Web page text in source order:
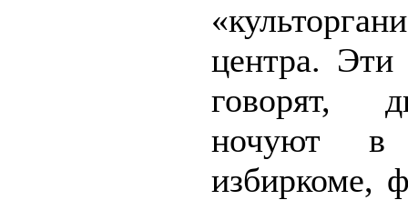
центра.
говорят,
ночуют в
избиркоме,